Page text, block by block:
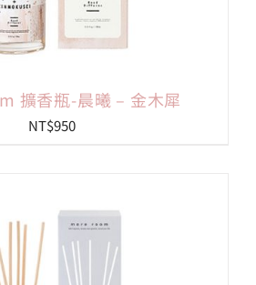
擴香瓶-晨曦 – 金木犀
NT$950